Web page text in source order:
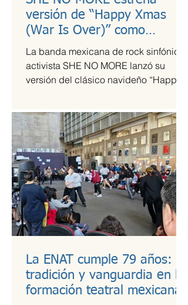
versión de “Happy Xmas
(War Is Over)” como
llamado a la empatía en
tiempos de guerra
La banda mexicana de rock sinfónico
activista SHE NO MORE lanzó su
versión del clásico navideño “Happy
transforma el himno pacifista en un
arreglo metal sinfónico que mantiene
su esencia esperanzadora, pero con la
potencia característica del grupo.
La ENAT cumple 79 años:
tradición y vanguardia en la
formación teatral mexicana